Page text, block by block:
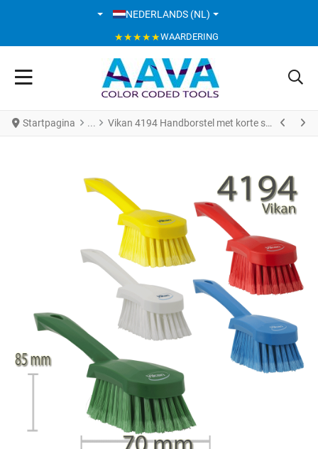
SELECTEER DE TAAL
NEDERLANDS (NL)
★★★★★WAARDERING
Startpagina Vikan 4194 Handborstel met korte steel 270 mm zacht/gespleten haren